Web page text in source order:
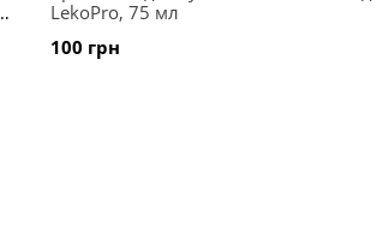
LekoPro, 75 мл
100 грн